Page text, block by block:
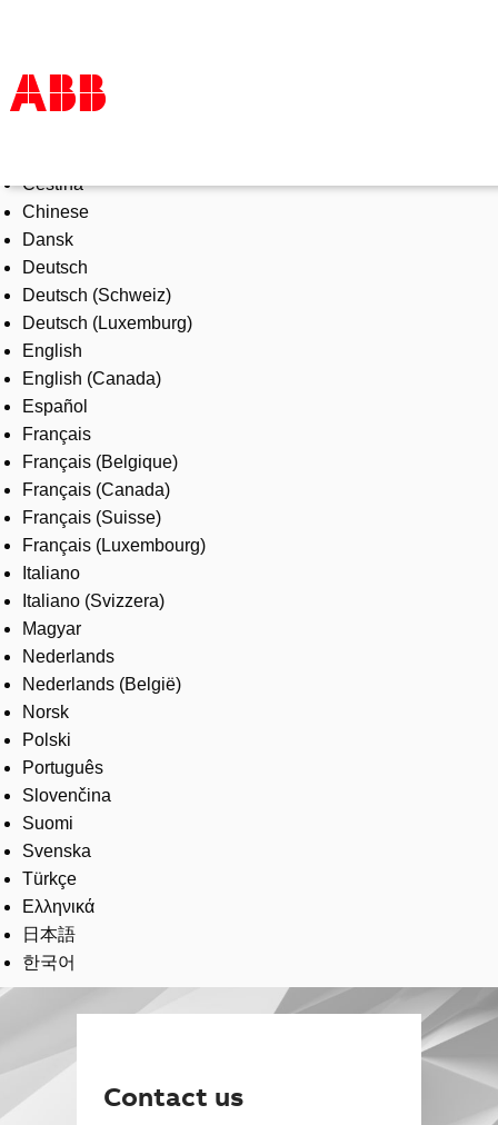
Products & Solutions
Industries
Services
About us
Where to buy
Contact us
Careers
Čeština
Chinese
Dansk
Deutsch
Deutsch (Schweiz)
Deutsch (Luxemburg)
English
English (Canada)
Español
Français
Français (Belgique)
Français (Canada)
Français (Suisse)
Français (Luxembourg)
Italiano
Italiano (Svizzera)
Magyar
Nederlands
Nederlands (België)
Norsk
Polski
Português
Slovenčina
Suomi
Svenska
Türkçe
Ελληνικά
日本語
한국어
Contact us